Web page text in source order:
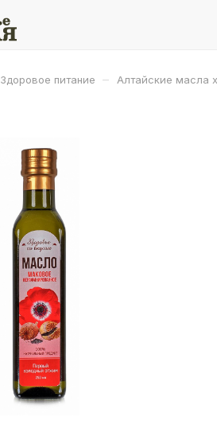
Здоровое питание – Алтайские масла